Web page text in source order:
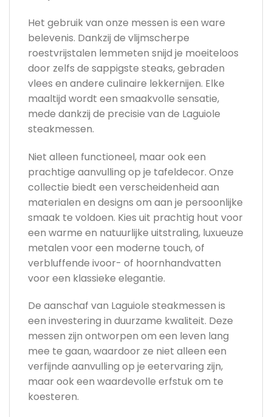
Het gebruik van onze messen is een ware
belevenis. Dankzij de vlijmscherpe
roestvrijstalen lemmeten snijd je moeiteloos
door zelfs de sappigste steaks, gebraden
vlees en andere culinaire lekkernijen. Elke
maaltijd wordt een smaakvolle sensatie,
mede dankzij de precisie van de Laguiole
steakmessen.
Niet alleen functioneel, maar ook een
prachtige aanvulling op je tafeldecor. Onze
collectie biedt een verscheidenheid aan
materialen en designs om aan je persoonlijke
smaak te voldoen. Kies uit prachtig hout voor
een warme en natuurlijke uitstraling, luxueuze
metalen voor een moderne touch, of
verbluffende ivoor- of hoornhandvatten
voor een klassieke elegantie.
De aanschaf van Laguiole steakmessen is
een investering in duurzame kwaliteit. Deze
messen zijn ontworpen om een leven lang
mee te gaan, waardoor ze niet alleen een
verfijnde aanvulling op je eetervaring zijn,
maar ook een waardevolle erfstuk om te
koesteren.